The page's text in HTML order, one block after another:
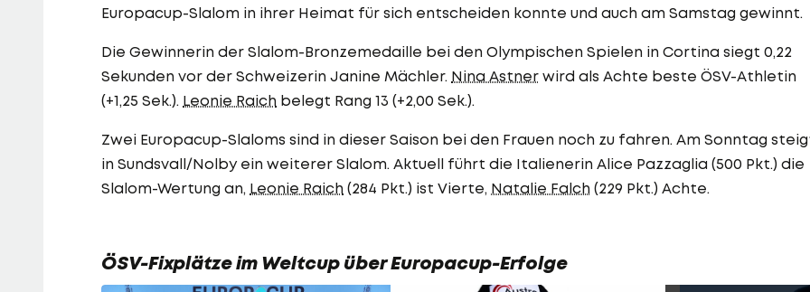
Europacup-Slalom in ihrer Heimat für sich entscheiden konnte und auch am Samstag gewinnt.
Die Gewinnerin der Slalom-Bronzemedaille bei den Olympischen Spielen in Cortina siegt 0,22
Sekunden vor der Schweizerin Janine Mächler. Nina Astner wird als Achte beste ÖSV-Athletin
(+1,25 Sek.). Leonie Raich belegt Rang 13 (+2,00 Sek.).
Zwei Europacup-Slaloms sind in dieser Saison bei den Frauen noch zu fahren. Am Sonntag
in Sundsvall/Nolby ein weiterer Slalom. Aktuell führt die Italienerin Alice Pazzaglia (500 Pkt.) die
Slalom-Wertung an, Leonie Raich (284 Pkt.) ist Vierte, Natalie Falch (229 Pkt.) Achte.
ÖSV-Fixplätze im Weltcup über Europacup-Erfolge